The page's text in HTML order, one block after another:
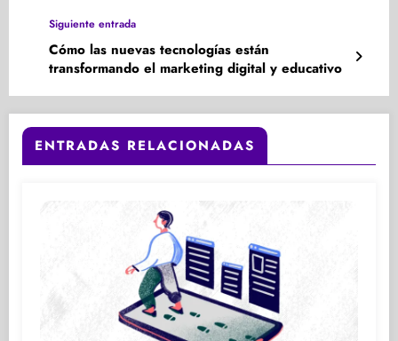
Siguiente entrada
Cómo las nuevas tecnologías están
transformando el marketing digital y educativo
ENTRADAS RELACIONADAS